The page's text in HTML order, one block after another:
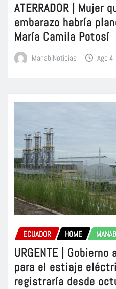
ATERRADOR | Mujer
embarazo habría
María Camila Potosí
ManabiNoticias Ago
ECUADOR HOME
URGENTE |
para el estiaje
registraría desde